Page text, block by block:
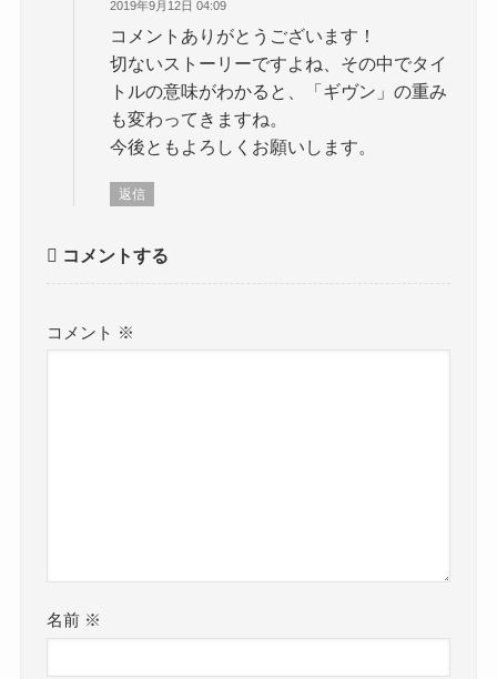
2019年9月12日 04:09
コメントありがとうございます！
切ないストーリーですよね、その中でタイ
トルの意味がわかると、「ギヴン」の重み
も変わってきますね。
今後ともよろしくお願いします。
返信
コメントする
コメント ※
名前 ※